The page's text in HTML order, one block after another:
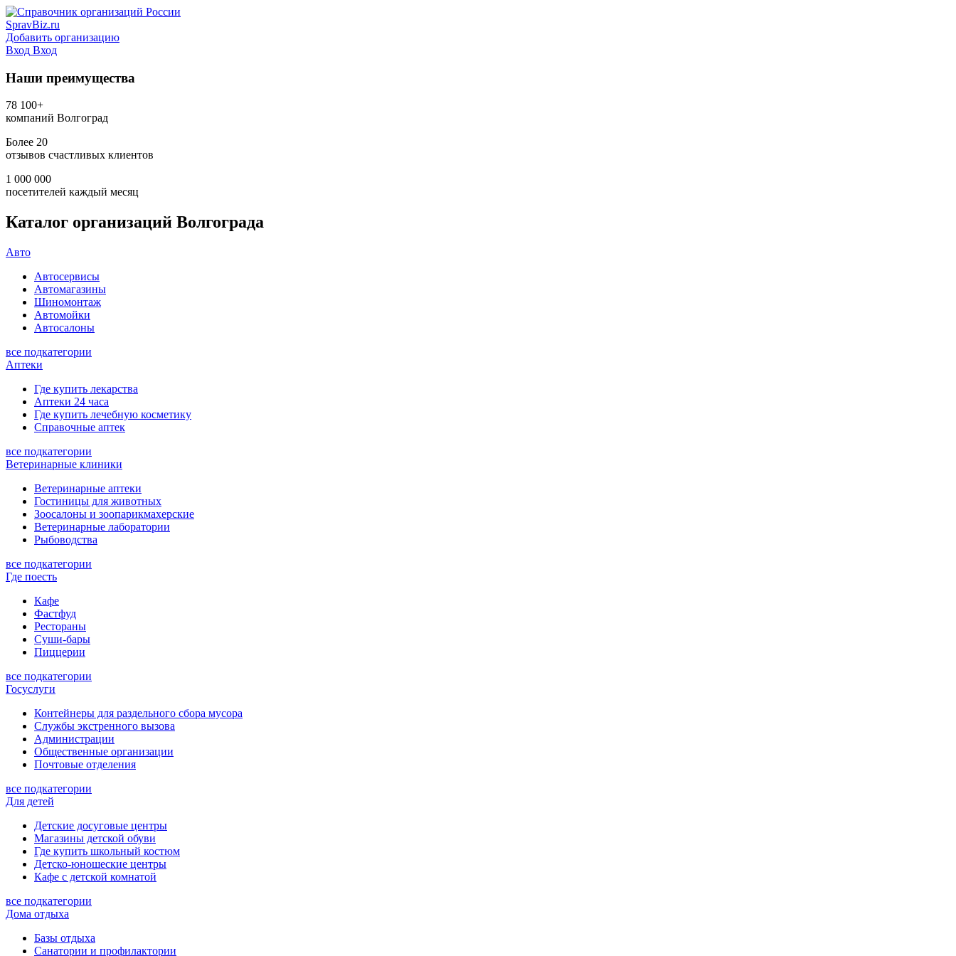
SpravBiz.ru
Добавить организацию
Вход Вход
Наши преимущества
78 100+
компаний Волгоград
Более 20
отзывов счастливых клиентов
1 000 000
посетителей каждый месяц
Каталог организаций Волгограда
Авто
Автосервисы
Автомагазины
Шиномонтаж
Автомойки
Автосалоны
все подкатегории
Аптеки
Где купить лекарства
Аптеки 24 часа
Где купить лечебную косметику
Справочные аптек
все подкатегории
Ветеринарные клиники
Ветеринарные аптеки
Гостиницы для животных
Зоосалоны и зоопарикмахерские
Ветеринарные лаборатории
Рыбоводства
все подкатегории
Где поесть
Кафе
Фастфуд
Рестораны
Суши-бары
Пиццерии
все подкатегории
Госуслуги
Контейнеры для раздельного сбора мусора
Службы экстренного вызова
Администрации
Общественные организации
Почтовые отделения
все подкатегории
Для детей
Детские досуговые центры
Магазины детской обуви
Где купить школьный костюм
Детско-юношеские центры
Кафе с детской комнатой
все подкатегории
Дома отдыха
Базы отдыха
Санатории и профилактории